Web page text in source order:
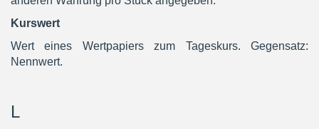
Kurswert
Wert eines Wertpapiers zum Tageskurs. Gegensatz:
Nennwert.
L